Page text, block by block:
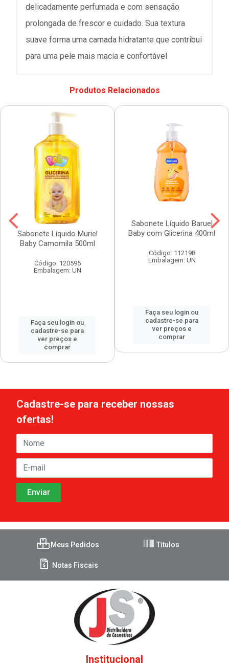
delicadamente perfumada e com sensação
prolongada de frescor e cuidado. Sua textura
suave forma uma camada hidratante que contribui
para uma pele mais macia e confortável
Produtos Relacionados
Sabonete Líquido Muriel
Baby Camomila 500ml
Código: 120595
Embalagem: UN
Faça seu login ou
cadastre-se para
ver preços e
comprar
Sabonete Líquido Baruel
Baby com Glicerina 400ml
Código: 112198
Embalagem: UN
Faça seu login ou
cadastre-se para
ver preços e
comprar
Cadastre-se para receber nossas
ofertas!
Meus Pedidos Títulos
Notas Fiscais
Institucional